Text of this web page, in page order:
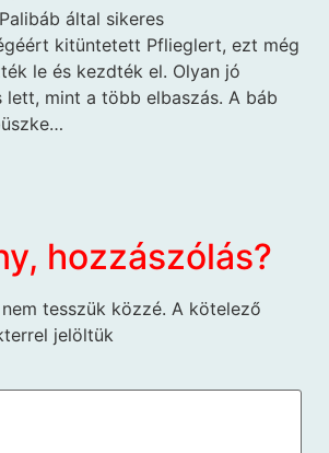
által sikeres
kitüntetett Pflieglert, ezt még
le és kezdték el. Olyan jó
lett, mint a több elbaszás. A báb
hozzászólás?
tesszük közzé. A kötelező
jelöltük